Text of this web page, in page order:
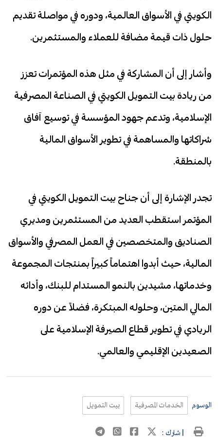
الكويتي في الأسواق العالمية، ودوره في مواصلة تقديم
حلول ذات قيمة مضافة للعملاء والمستثمرين.
وأشار إلى أن المشاركة في مثل هذه المؤتمرات تعزز
من ريادة بيت التمويل الكويتي في الصناعة المصرفية
الإسلامية، وتدعم جهود المؤسسة في توسيع آفاق
شراكاتها والمساهمة في تطوير الأسواق المالية
بالمنطقة.
تجدر الإشارة إلى أن جناح بيت التمويل الكويتي في
المؤتمر استقطب العديد من المستثمرين ومديري
الصناديق والمتخصصين في العمل المصرفي والأسواق
المالية، حيث أبدوا اهتماماً كبيراً بمنتجات المجموعة
وخدماتها، مشيدين بالنمو المستدام للبنك، وأدائه
المالي المتين، وحلوله المبتكرة، فضلاً عن دوره
الريادي في تطوير قطاع الصيرفة الإسلامية على
الصعيدين الإقليمي والعالمي.
الوسوم الخدمات المصرفية بيت التمويل
| شارك :